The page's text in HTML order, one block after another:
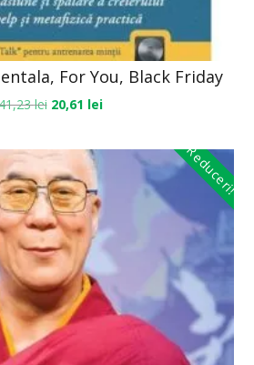
For You, Black Friday
lei 20,61 lei
Reduceri!